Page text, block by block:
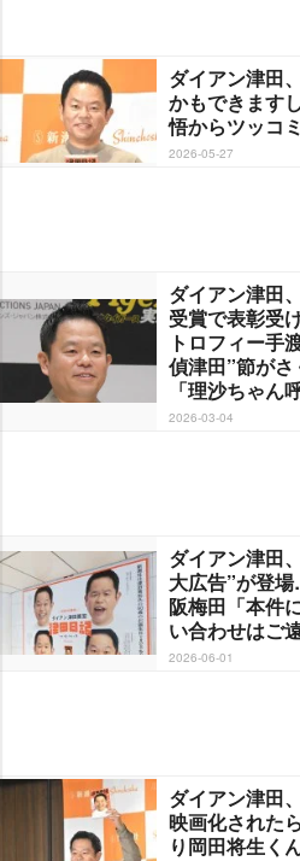
ダイアン津田
かもできます
悟からツッコ
2026-05-27
ダイアン津田
受賞で表彰受
トロフィー手
偵津田”節がさ
「理沙ちゃん
2026-03-04
ダイアン津田
大広告”が登
阪梅田「本件
い合わせはご
2026-06-01
ダイアン津田
映画化された
り岡田将生く